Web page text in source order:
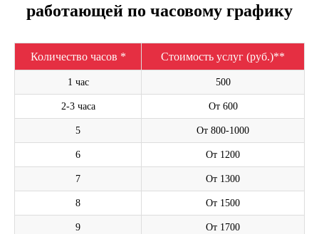
работающей по часовому графику
Количество часов * Стоимость услуг (руб.)**
1 час 500
2-3 часа От 600
5 От 800-1000
6 От 1200
7 От 1300
8 От 1500
9 От 1700